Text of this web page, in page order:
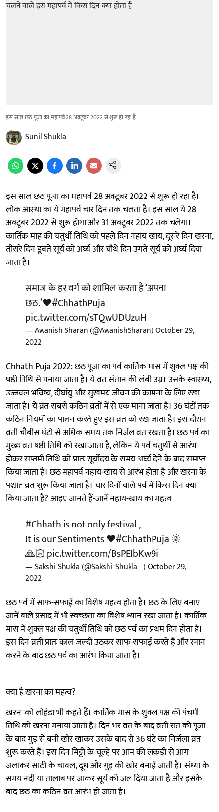
इस साल छठ पूजा का महापर्व 28 अक्टूबर 2022 से शुरू हो रहा है
Sunil Shukla
इस साल छठ पूजा का महापर्व 28 अक्टूबर 2022 से शुरू हो रहा है।
लोक आस्था का ये महापर्व चार दिन तक चलता है। इस साल ये 28
अक्टूबर 2022 से शुरू होगा और 31 अक्टूबर 2022 तक चलेगा।
कार्तिक माह की चतुर्थी तिथि को पहले दिन नहाय खाय, दूसरे दिन खरना,
तीसरे दिन डूबते सूर्य को अर्घ्य और चौथे दिन उगते सूर्य को अर्घ्य दिया
जाता है।
समाज के हर वर्ग को शामिल करता है ‘अपना
छठ.’❤️#ChhathPuja
pic.twitter.com/sTQwUDUzuH
— Awanish Sharan (@AwanishSharan)October 29,
2022
Chhath Puja 2022: छठ पूजा का पर्व कार्तिक मास में शुक्ल पक्ष की
षष्ठी तिथि से मनाया जाता है। ये व्रत संतान की लंबी उम्र। उसके स्वास्थ्य,
उज्जवल भविष्य, दीर्घायु और सुखमय जीवन की कामना के लिए रखा
जाता है। ये व्रत सबसे कठिन व्रतों में से एक माना जाता है। 36 घंटों तक
कठिन नियमों का पालन करते हुए इस व्रत को रख जाता है। इस दौरान
व्रती चौबीस घंटो से अधिक समय तक निर्जल व्रत रखता है। छठ पर्व का
मुख्य व्रत षष्ठी तिथि को रखा जाता है, लेकिन ये पर्व चतुर्थी से आरंभ
होकर सप्तमी तिथि को प्रातः सूर्योदय के समय अर्घ्य देने के बाद समाप्त
किया जाता है। छठ महापर्व नहाय-खाय से आरंभ होता है और खरना के
पश्चात व्रत शुरू किया जाता है। चार दिनों वाले पर्व में किस दिन क्या
किया जाता है? आइए जानते हैं-जानें नहाय-खाय का महत्व
#Chhathis not only festival ,
It is our Sentiments ❤️#ChhathPuja🌞
🙏🏻 pic.twitter.com/BsPEIbKw9i
— Sakshi Shukla (@Sakshi_Shukla__)October 29,
2022
छठ पर्व में साफ-सफाई का विशेष महत्व होता है। छठ के लिए बनाए
जानें वाले प्रसाद में भी स्वच्छता का विशेष ध्यान रखा जाता है। कार्तिक
मास में शुक्ल पक्ष की चतुर्थी तिथि को छठ पर्व का प्रथम दिन होता है।
इस दिन व्रती प्रातः काल जल्दी उठकर साफ-सफाई करते हैं और स्नान
करने के बाद छठ पर्व का आरंभ किया जाता है।
क्या है खरना का महत्व?
खरना को लोहंडा भी कहते हैं। कार्तिक मास के शुक्ल पक्ष की पंचमी
तिथि को खरना मनाया जाता है। दिन भर व्रत के बाद व्रती रात को पूजा
के बाद गुड़ से बनी खीर खाकर उसके बाद से 36 घंटे का निर्जला व्रत
शुरू करते हैं। इस दिन मिट्टी के चूल्हे पर आम की लकड़ी से आग
जलाकर साठी के चावल, दूध और गुड़ की खीर बनाई जाती है। संध्या के
समय नदी या तालाब पर जाकर सूर्य को जल दिया जाता है और इसके
बाद छठ का कठिन व्रत आरंभ हो जाता है।